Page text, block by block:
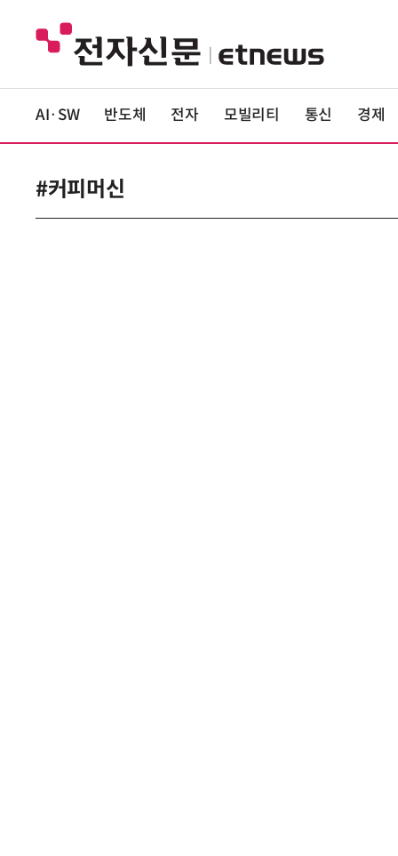
AI·SW 반도체 전자 모빌리티 통신 경제
#커피머신